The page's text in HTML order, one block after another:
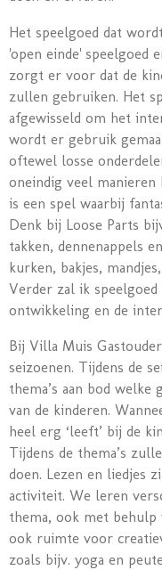
Het speelgoed dat
'open einde' speelgoed
zorgt er voor dat de
zullen gebruiken. Het
afgewisseld om het
wordt er gebruik
oftewel losse
oneindig veel
is een spel waarbij
Denk bij Loose Parts
takken, dennenappels
kurken, bakjes,
Verder zal ik speelgoed
ontwikkeling en de
Bij Villa Muis
seizoenen. Tijdens de
thema’s aan bod
van de kinderen.
heel erg ‘leeft’ bij de
Tijdens de thema’s
doen. Lezen en liedjes
activiteit. We leren
thema, ook met behulp
ook ruimte voor
zoals bijv. yoga en